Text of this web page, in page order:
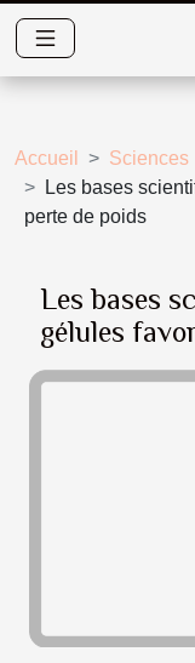
Accueil
Sciences
Les bases
perte de poids
Les bases
gélules